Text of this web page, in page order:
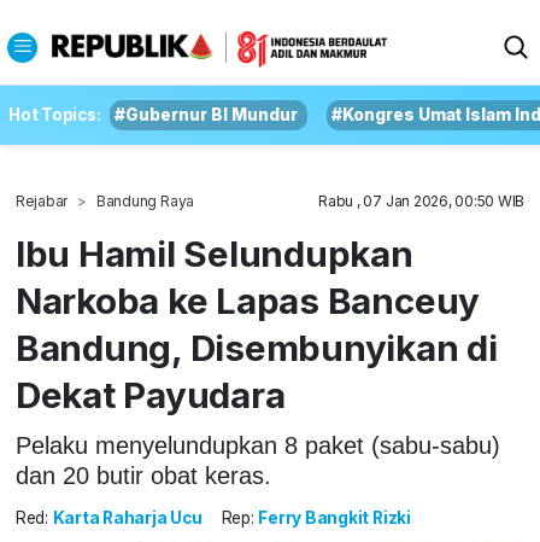
Hot Topics: #Gubernur BI Mundur #Kongres Umat Islam
Rejabar Bandung Raya Rabu , 07 Jan 2026, 00:50 WIB
Ibu Hamil Selundupkan
Narkoba ke Lapas Banceuy
Bandung, Disembunyikan di
Dekat Payudara
Pelaku menyelundupkan 8 paket (sabu-sabu)
dan 20 butir obat keras.
Red: Karta Raharja Ucu Rep: Ferry Bangkit Rizki